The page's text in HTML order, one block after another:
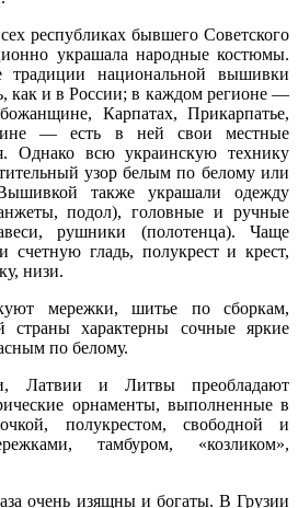
республиках бывшего Советского
украшала народные костюмы.
национальной вышивки
как и в России; в каждом регионе —
Карпатах, Прикарпатье,
— есть в ней свои местные
Однако всю украинскую технику
узор белым по белому или
также украшали одежду
подол), головные и ручные
рушники (полотенца). Чаще
счетную гладь, полукрест и крест,
низи.
мережки, шитье по сборкам,
страны характерны сочные яркие
по белому.
Латвии и Литвы преобладают
орнаменты, выполненные в
полукрестом, свободной и
тамбуром, «козликом»,
очень изящны и богаты. В Грузии